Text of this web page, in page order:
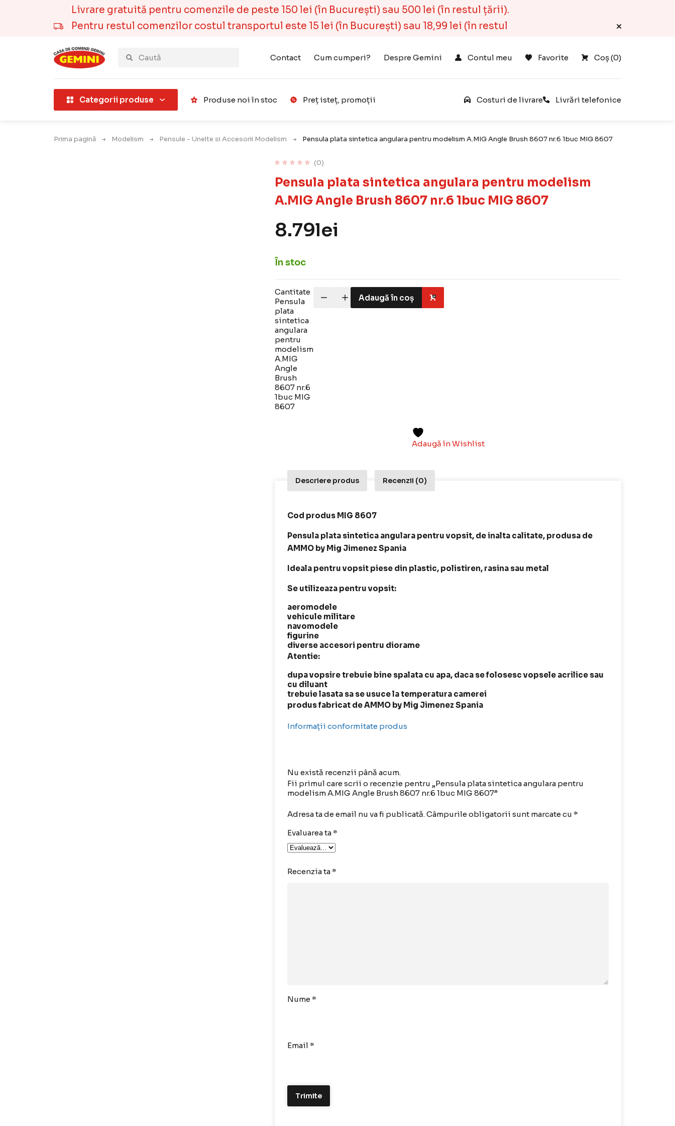
Livrare gratuită pentru comenzile de peste 150 lei (în București) sau 500 lei (în restul țării).
Pentru restul comenzilor costul transportul este 15 lei (în București) sau 18,99 lei (în restul
Contact Cum cumperi? Despre Gemini Contul meu Coș (0)
Favorite
Categorii produse Produse noi în stoc Preț isteț, promoții Costuri de livrare Livrări telefonice
Prima pagină Modelism Pensule - Unelte si Accesorii Modelism Pensula plata sintetica angulara pentru modelism A.MIG Angle Brush 8607 nr.6 1buc MIG 8607
(0)
Pensula plata sintetica angulara pentru modelism
A.MIG Angle Brush 8607 nr.6 1buc MIG 8607
8.79lei
În stoc
Cantitate
Pensula
plata
sintetica
angulara
pentru
modelism
A.MIG
Angle
Brush
8607 nr.6
1buc MIG
8607
Adaugă în coș
Adaugă în Wishlist
Descriere produs Recenzii (0)
Cod produs MIG 8607
Pensula plata sintetica angulara pentru vopsit, de inalta calitate, produsa de
AMMO by Mig Jimenez Spania
Ideala pentru vopsit piese din plastic, polistiren, rasina sau metal
Se utilizeaza pentru vopsit:
aeromodele
vehicule militare
navomodele
figurine
diverse accesori pentru diorame
Atentie:
dupa vopsire trebuie bine spalata cu apa, daca se folosesc vopsele acrilice sau
cu diluant
trebuie lasata sa se usuce la temperatura camerei
produs fabricat de AMMO by Mig Jimenez Spania
Informații conformitate produs
Nu există recenzii până acum.
Fii primul care scrii o recenzie pentru „Pensula plata sintetica angulara pentru
modelism A.MIG Angle Brush 8607 nr.6 1buc MIG 8607”
Adresa ta de email nu va fi publicată.Câmpurile obligatorii sunt marcate cu *
Evaluarea ta*
Recenzia ta*
Nume*
Email *